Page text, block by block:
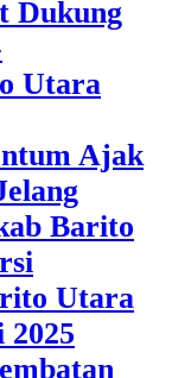
Dukung
Utara
Ajak
Barito
Utara